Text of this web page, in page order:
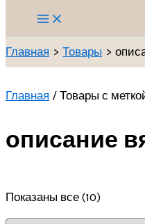
Main
Menu
Главная Товары
Главная / Товары с
описание
Показаны все (10)
по